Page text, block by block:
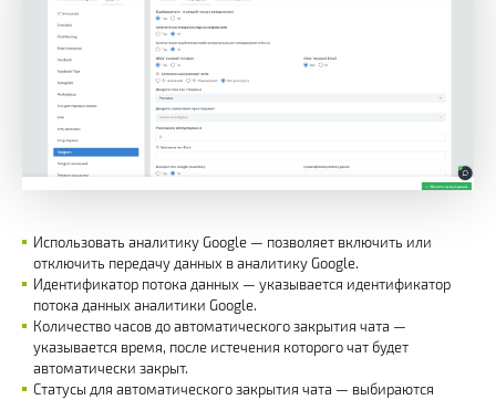
Использовать аналитику Google — позволяет включить или
отключить передачу данных в аналитику Google.
Идентификатор потока данных — указывается идентификатор
потока данных аналитики Google.
Количество часов до автоматического закрытия чата —
указывается время, после истечения которого чат будет
автоматически закрыт.
Статусы для автоматического закрытия чата — выбираются